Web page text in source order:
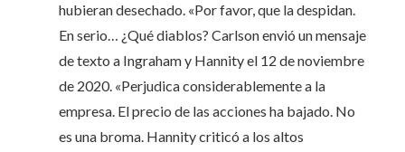
hubieran desechado. «Por favor, que la despidan.
En serio… ¿Qué diablos? Carlson envió un mensaje
de texto a Ingraham y Hannity el 12 de noviembre
de 2020. «Perjudica considerablemente a la
empresa. El precio de las acciones ha bajado. No
es una broma. Hannity criticó a los altos